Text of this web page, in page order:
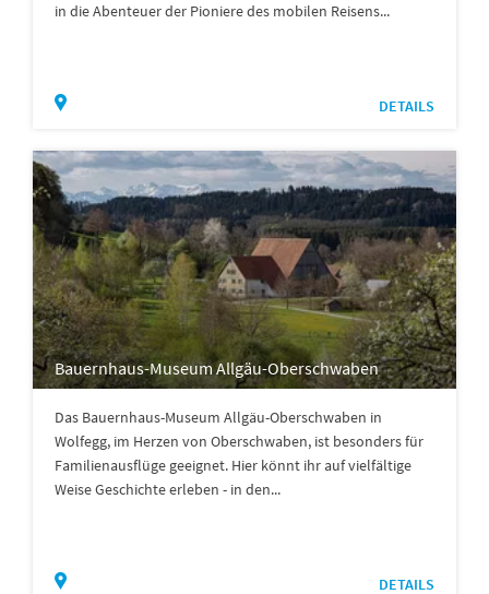
in die Abenteuer der Pioniere des mobilen Reisens...
DETAILS
Bauernhaus-Museum Allgäu-Oberschwaben
Das Bauernhaus-Museum Allgäu-Oberschwaben in
Wolfegg, im Herzen von Oberschwaben, ist besonders für
Familienausflüge geeignet. Hier könnt ihr auf vielfältige
Weise Geschichte erleben - in den...
DETAILS